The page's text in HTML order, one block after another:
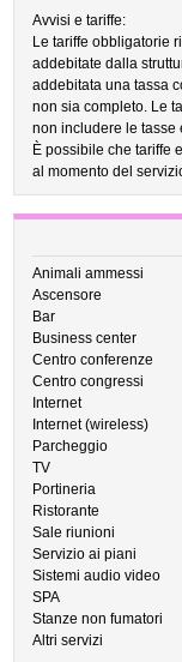
Avvisi e tariffe:
Le tariffe obbligatorie
addebitate dalla
addebitata una tassa
non sia completo. Le
non includere le tasse
È possibile che tariffe
al momento del
Animali ammessi
Ascensore
Bar
Business center
Centro conferenze
Centro congressi
Internet
Internet (wireless)
Parcheggio
TV
Portineria
Ristorante
Sale riunioni
Servizio ai piani
Sistemi audio video
SPA
Stanze non fumatori
Altri servizi